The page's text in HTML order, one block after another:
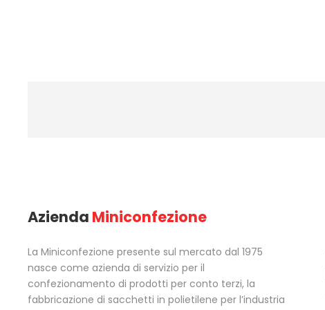
Azienda Miniconfezione
La Miniconfezione presente sul mercato dal 1975
nasce come azienda di servizio per il
confezionamento di prodotti per conto terzi, la
fabbricazione di sacchetti in polietilene per l’industria